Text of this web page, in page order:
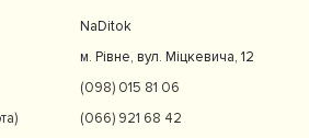
NaDitok
м. Рівне, вул. Міцкевича, 12
(098) 015 81 06
(066) 921 68 42